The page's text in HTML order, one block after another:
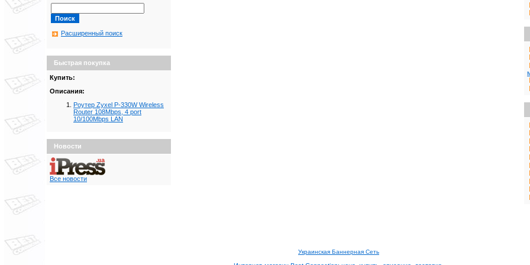
Расширенный поиск
Быстрая покупка
Купить:
Описания:
Роутер Zyxel P-330W Wireless
Router 108Mbps, 4 port
10/100Mbps LAN
Новости
Все новости
Украинская Баннерная Сеть